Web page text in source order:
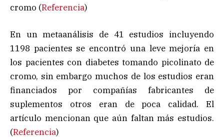
cromo (Referencia)
En un metaanálisis de 41 estudios incluyendo
1198 pacientes se encontró una leve mejoría en
los pacientes con diabetes tomando picolinato de
cromo, sin embargo muchos de los estudios eran
financiados por compañías fabricantes de
suplementos otros eran de poca calidad. El
artículo mencionan que aún faltan más estudios.
(Referencia)